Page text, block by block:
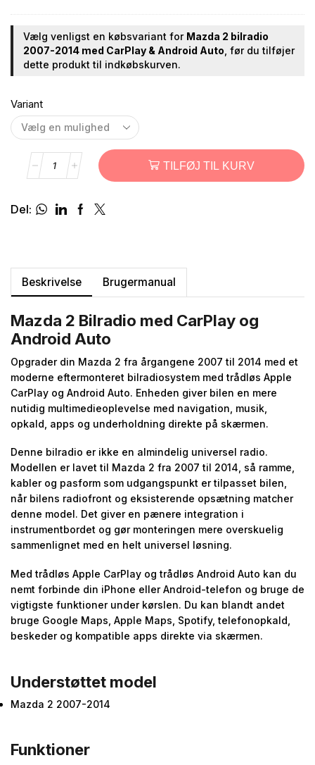
Vælg venligst en købsvariant for Mazda 2 bilradio
2007-2014 med CarPlay & Android Auto , før du tilføjer
dette produkt til indkøbskurven.
Variant
TILFØJ TIL KURV
Del:
Beskrivelse Brugermanual
Mazda 2 Bilradio med CarPlay og
Android Auto
Opgrader din Mazda 2 fra årgangene 2007 til 2014 med et
moderne eftermonteret bilradiosystem med trådløs Apple
CarPlay og Android Auto. Enheden giver bilen en mere
nutidig multimedieoplevelse med navigation, musik,
opkald, apps og underholdning direkte på skærmen.
Denne bilradio er ikke en almindelig universel radio.
Modellen er lavet til Mazda 2 fra 2007 til 2014, så ramme,
kabler og pasform som udgangspunkt er tilpasset bilen,
når bilens radiofront og eksisterende opsætning matcher
denne model. Det giver en pænere integration i
instrumentbordet og gør monteringen mere overskuelig
sammenlignet med en helt universel løsning.
Med trådløs Apple CarPlay og trådløs Android Auto kan du
nemt forbinde din iPhone eller Android-telefon og bruge de
vigtigste funktioner under kørslen. Du kan blandt andet
bruge Google Maps, Apple Maps, Spotify, telefonopkald,
beskeder og kompatible apps direkte via skærmen.
Understøttet model
Mazda 2 2007-2014
Funktioner